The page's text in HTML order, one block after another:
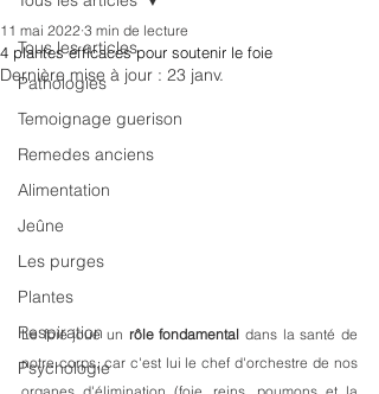
Tous les articles
Pathologies
Temoignage guerison
Remedes anciens
Alimentation
Jeûne
Les purges
Plantes
Respiration
Psychologie
4 plantes efficaces pour soutenir le foie
11 mai 2022 3 min de lecture
Dernière mise à jour : 23 janv.
Le foie joue un rôle fondamental dans la santé de
notre corps, car c'est lui le chef d'orchestre de nos